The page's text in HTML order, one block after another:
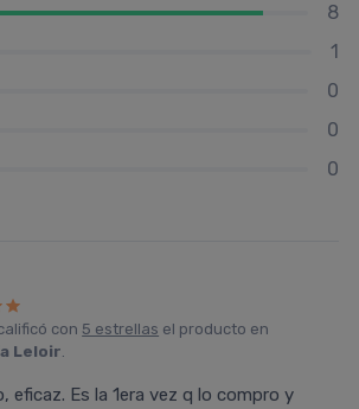
8
1
0
0
0
con 5 estrellas el producto en
Leloir.
eficaz. Es la 1era vez q lo compro y